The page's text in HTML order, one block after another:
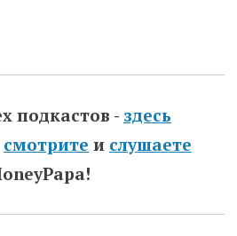
подкастов - здесь
смотрите и слушаете